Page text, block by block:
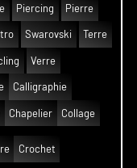
Piercing Pierre
Swarovski Terre
Verre
Calligraphie
Chapelier Collage
Crochet